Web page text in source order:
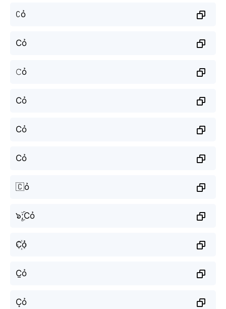
ꉔỏ
Cỏ
𝙲ỏ
Cỏ
Сỏ
Cỏ
🇨ỏ
๖ۣۜ;Cỏ
C꙰ỏ
C̫ỏ
C͙ỏ